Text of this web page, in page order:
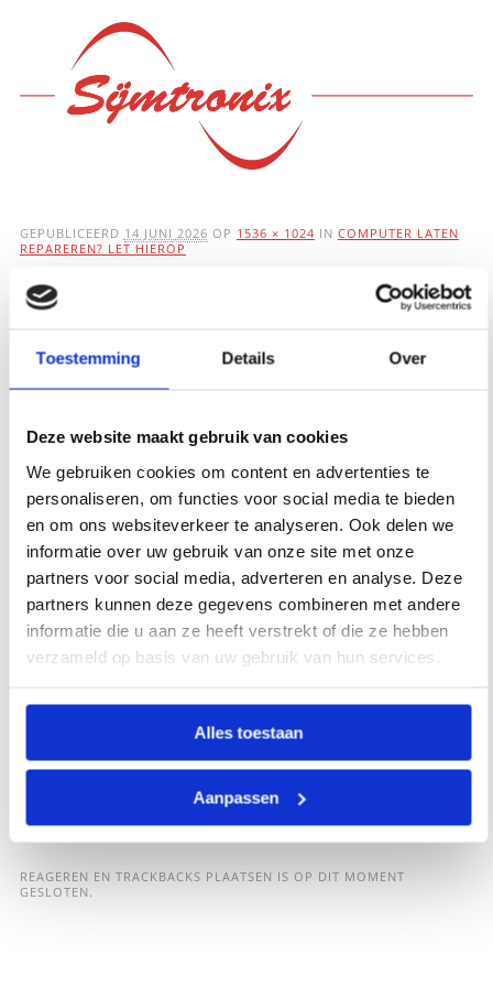
Toestemming Details Over
Deze website maakt gebruik van cookies
We gebruiken cookies om content en advertenties te
personaliseren, om functies voor social media te bieden
en om ons websiteverkeer te analyseren. Ook delen we
informatie over uw gebruik van onze site met onze
partners voor social media, adverteren en analyse. Deze
partners kunnen deze gegevens combineren met andere
informatie die u aan ze heeft verstrekt of die ze hebben
verzameld op basis van uw gebruik van hun services.
Alles toestaan
Aanpassen
Hoofdmenu
GEPUBLICEERD 14 JUNI 2026 OP 1536 × 1024 IN COMPUTER LATEN
REPAREREN? LET HIEROP
Computer laten
repareren? Let hierop
REAGEREN EN TRACKBACKS PLAATSEN IS OP DIT MOMENT
GESLOTEN.